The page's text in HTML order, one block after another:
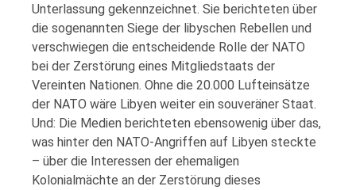
Unterlassung gekennzeichnet. Sie berichteten über
die sogenannten Siege der libyschen Rebellen und
verschwiegen die entscheidende Rolle der NATO
bei der Zerstörung eines Mitgliedstaats der
Vereinten Nationen. Ohne die 20.000 Lufteinsätze
der NATO wäre Libyen weiter ein souveräner Staat.
Und: Die Medien berichteten ebensowenig über das,
was hinter den NATO-Angriffen auf Libyen steckte
– über die Interessen der ehemaligen
Kolonialmächte an der Zerstörung dieses